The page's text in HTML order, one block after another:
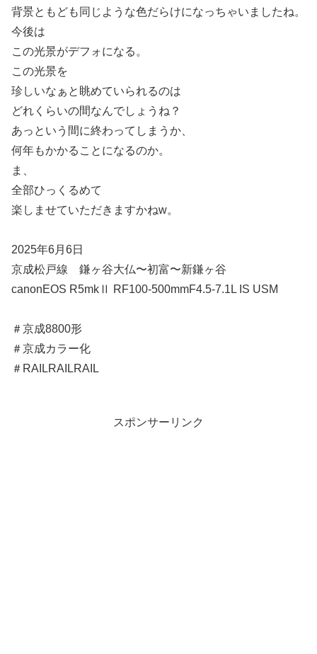
背景ともども同じような色だらけになっちゃいましたね。
今後は
この光景がデフォになる。
この光景を
珍しいなぁと眺めていられるのは
どれくらいの間なんでしょうね？
あっという間に終わってしまうか、
何年もかかることになるのか。
ま、
全部ひっくるめて
楽しませていただきますかねw。
2025年6月6日
京成松戸線 鎌ヶ谷大仏〜初富〜新鎌ヶ谷
canonEOS R5mkⅡ RF100-500mmF4.5-7.1L IS USM
＃京成8800形
＃京成カラー化
＃RAILRAILRAIL
スポンサーリンク